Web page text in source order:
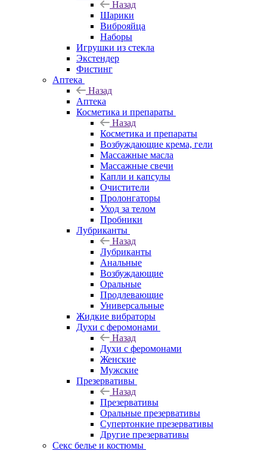
Назад
Шарики
Виброяйца
Наборы
Игрушки из стекла
Экстендер
Фистинг
Аптека
Назад
Аптека
Косметика и препараты
Назад
Косметика и препараты
Возбуждающие крема, гели
Массажные масла
Массажные свечи
Капли и капсулы
Очистители
Пролонгаторы
Уход за телом
Пробники
Лубриканты
Назад
Лубриканты
Анальные
Возбуждающие
Оральные
Продлевающие
Универсальные
Жидкие вибраторы
Духи с феромонами
Назад
Духи с феромонами
Женские
Мужские
Презервативы
Назад
Презервативы
Оральные презервативы
Супертонкие презервативы
Другие презервативы
Секс белье и костюмы